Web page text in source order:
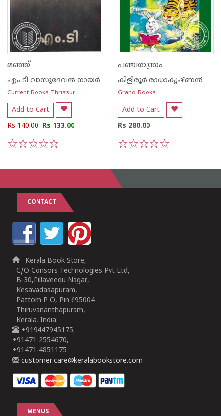
മഞ്ഞ്
എം ടി വാസുദേവന്‍ നായര്‍
Current Books Thrissur
Add to Cart
Rs 140.00 Rs 133.00
പഞ്ചതന്ത്രം
കിളിരൂര്‍ രാധാകൃഷ്ണന്‍
Grand Books
Add to Cart
Rs 280.00
CONTACT
Kerala Book Store,
C/O Consors Technologies Pvt Ltd,
B-30,Pillaveedu Nagar,
Kesavadasapuram,
Pattom P O, Pin 695004
Thiruvananthapuram,
Kerala, India.
+919447945175,
+91471-2554670,
+91471-4851175
customer.care@keralabookstore.com
MENUS